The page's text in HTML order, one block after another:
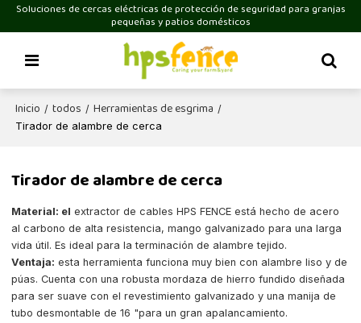
Soluciones de cercas eléctricas de protección de seguridad para granjas
pequeñas y patios domésticos
Inicio / todos / Herramientas de esgrima /
Tirador de alambre de cerca
Tirador de alambre de cerca
Material: el extractor de cables HPS FENCE está hecho de acero
al carbono de alta resistencia, mango galvanizado para una larga
vida útil. Es ideal para la terminación de alambre tejido.
Ventaja: esta herramienta funciona muy bien con alambre liso y de
púas. Cuenta con una robusta mordaza de hierro fundido diseñada
para ser suave con el revestimiento galvanizado y una manija de
tubo desmontable de 16 "para un gran apalancamiento.